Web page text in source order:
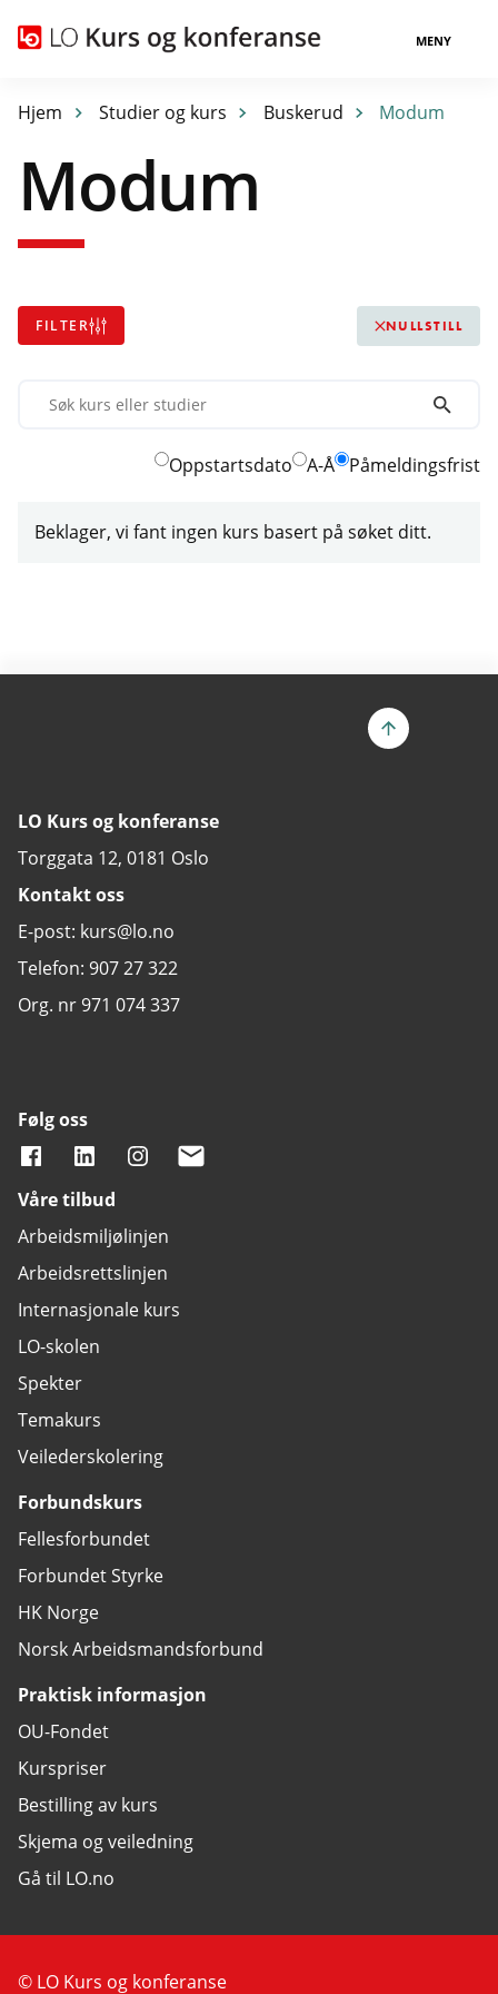
MENY
Hjem Studier og kurs Buskerud Modum
Modum
FILTER NULLSTILL
Oppstartsdato A-Å Påmeldingsfrist
Beklager, vi fant ingen kurs basert på søket ditt.
LO Kurs og konferanse
Torggata 12, 0181 Oslo
Kontakt oss
E-post: kurs@lo.no
Telefon: 907 27 322
Org. nr 971 074 337
Følg oss
Våre tilbud
Arbeidsmiljølinjen
Arbeidsrettslinjen
Internasjonale kurs
LO-skolen
Spekter
Temakurs
Veilederskolering
Forbundskurs
Fellesforbundet
Forbundet Styrke
HK Norge
Norsk Arbeidsmandsforbund
Praktisk informasjon
OU-Fondet
Kurspriser
Bestilling av kurs
Skjema og veiledning
Gå til LO.no
© LO Kurs og konferanse